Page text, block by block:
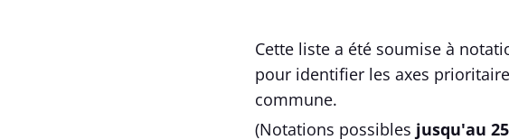
Cette liste a été soumise à
pour identifier les axes
commune.
(Notations possibles jusqu'au